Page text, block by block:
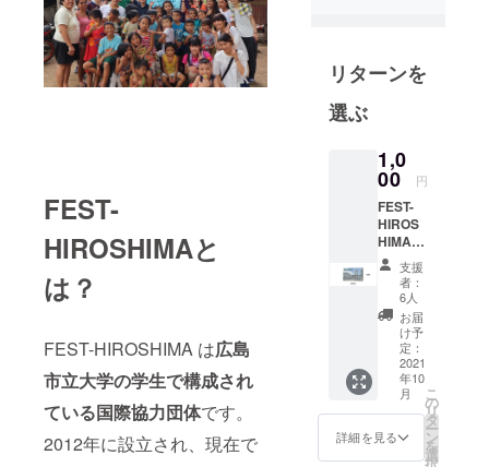
FEST-
HIROSHIMAと
は？
FEST-HIROSHIMA は広島
市立大学の学生で構成され
ている国際協力団体です。
2012年に設立され、現在で
す！
皆さまの温
かいご支援
おります！
リターンを
選ぶ
1,0
00 円
FEST-
HIROS
HIMAが
渡航に
行った
際に撮
影した
フィリ
ピンの
風景を
ポスト
カード
にしま
した。
大切な
支援
者：
6人
お届
け予
定：
2021
年10
月
詳細を見る
こ
の
リ
タ
ー
ン
を
選
択